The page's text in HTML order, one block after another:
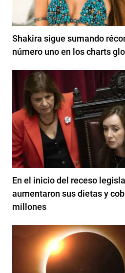
Shakira sigue sumando
número uno en los charts
En el inicio del receso
aumentaron sus dietas y
millones